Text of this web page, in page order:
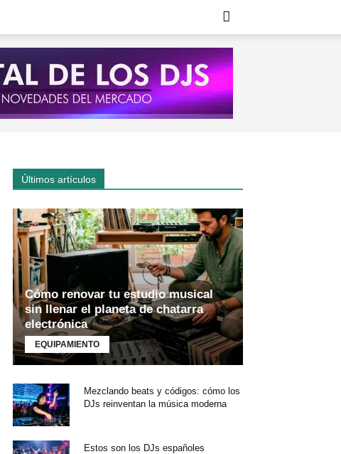
Últimos artículos
Cómo renovar tu estudio musical
sin llenar el planeta de chatarra
electrónica
EQUIPAMIENTO
Mezclando beats y códigos: cómo los
DJs reinventan la música moderna
Estos son los DJs españoles